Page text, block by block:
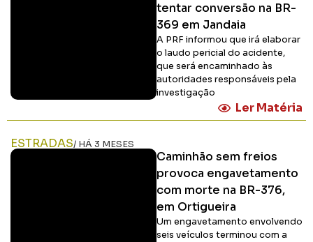
tentar conversão na BR-
369 em Jandaia
A PRF informou que irá elaborar
o laudo pericial do acidente,
que será encaminhado às
autoridades responsáveis pela
investigação
Ler Matéria
ESTRADAS/ HÁ 3 MESES
Caminhão sem freios
provoca engavetamento
com morte na BR-376,
em Ortigueira
Um engavetamento envolvendo
seis veículos terminou com a